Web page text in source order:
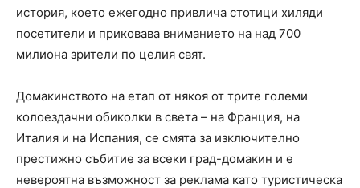
история, което ежегодно привлича стотици хиляди
посетители и приковава вниманието на над 700
милиона зрители по целия свят.
Домакинството на етап от някоя от трите големи
колоездачни обиколки в света – на Франция, на
Италия и на Испания, се смята за изключително
престижно събитие за всеки град-домакин и е
невероятна възможност за реклама като туристическа